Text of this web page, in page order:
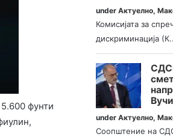
фунти
underАктуелно,
Комисијата за
дискриминација
underАктуелно,
Соопштение на